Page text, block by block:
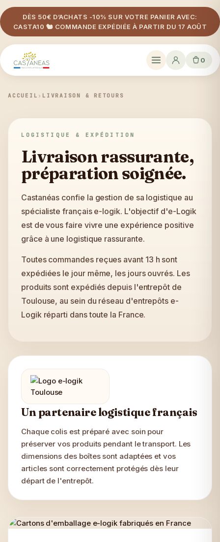
DÈS 50€ D’ACHATS -10% SUR VOTRE PANIER AVEC:
CASTA10 🐿️ COMMANDE EXPÉDIÉE À PARTIR DU 17 AOÛT
0
ACCUEIL › LIVRAISON & RETOURS
LOGISTIQUE & EXPÉDITION
Livraison rassurante,
préparation soignée.
Castanéas confie la gestion de sa logistique au
spécialiste français e-logik. L'objectif d'e-Logik
est de vous faire vivre une expérience positive
grâce à une logistique rassurante.
Toutes commandes reçues avant 13 h sont
expédiées le jour même, les jours ouvrés. Les
produits sont expédiés depuis l'entrepôt de
Toulouse, au sein du réseau d'entrepôts e-
Logik réparti dans toute la France.
Un partenaire logistique français
Chaque colis est préparé avec soin pour
préserver vos produits pendant le transport. Les
dimensions des boîtes sont adaptées et vos
articles sont correctement protégés dès leur
départ de l'entrepôt.